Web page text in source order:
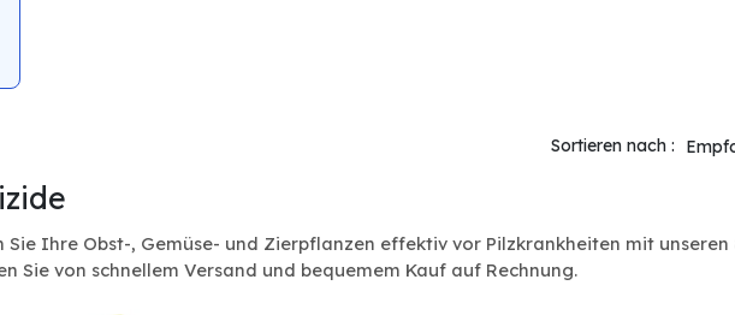
Sortieren nach :
Sie Ihre Obst-, Gemüse- und Zierpflanzen effektiv vor Pilzkrankheiten mit unseren
Sie von schnellem Versand und bequemem Kauf auf Rechnung.